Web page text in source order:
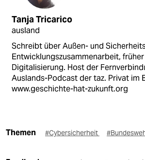
Tanja Tricarico
ausland
Schreibt über Außen- und
Entwicklungszusammenarbeit,
Digitalisierung. Host der
Auslands-Podcast der taz. Privat im
www.geschichte-hat-zukunft.org
Themen #Cybersicherheit